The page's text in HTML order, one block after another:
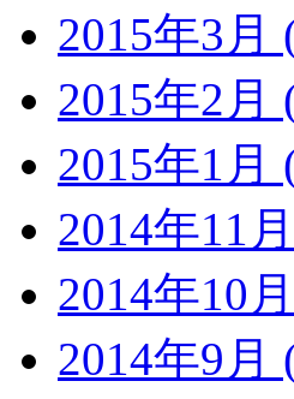
2015年3月
2015年2月
2015年1月
2014年11
2014年10
2014年9月